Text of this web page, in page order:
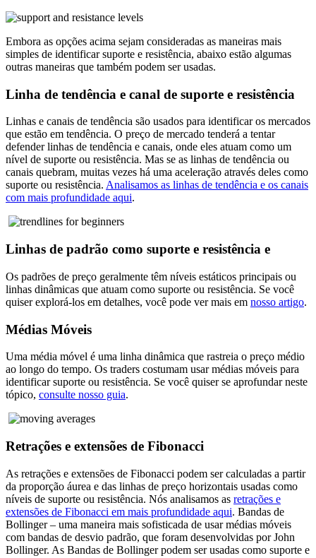
Embora as opções acima sejam consideradas as maneiras mais
simples de identificar suporte e resistência, abaixo estão algumas
outras maneiras que também podem ser usadas.
Linha de tendência e canal de suporte e resistência
Linhas e canais de tendência são usados para identificar os mercados
que estão em tendência. O preço de mercado tenderá a tentar
defender linhas de tendência e canais, onde eles atuam como um
nível de suporte ou resistência. Mas se as linhas de tendência ou
canais quebram, muitas vezes há uma aceleração através deles como
suporte ou resistência. Analisamos as linhas de tendência e os canais
com mais profundidade aqui.
Linhas de padrão como suporte e resistência e
Os padrões de preço geralmente têm níveis estáticos principais ou
linhas dinâmicas que atuam como suporte ou resistência. Se você
quiser explorá-los em detalhes, você pode ver mais em nosso artigo.
Médias Móveis
Uma média móvel é uma linha dinâmica que rastreia o preço médio
ao longo do tempo. Os traders costumam usar médias móveis para
identificar suporte ou resistência. Se você quiser se aprofundar neste
tópico, consulte nosso guia.
Retrações e extensões de Fibonacci
As retrações e extensões de Fibonacci podem ser calculadas a partir
da proporção áurea e das linhas de preço horizontais usadas como
níveis de suporte ou resistência. Nós analisamos as retrações e
extensões de Fibonacci em mais profundidade aqui. Bandas de
Bollinger – uma maneira mais sofisticada de usar médias móveis
com bandas de desvio padrão, que foram desenvolvidas por John
Bollinger. As Bandas de Bollinger podem ser usadas como suporte e